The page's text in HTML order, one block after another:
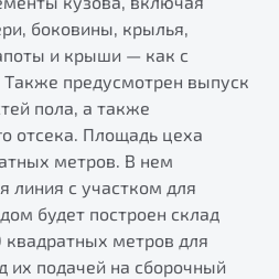
на дорогах с программой
боковины, крылья,
и крыши — как с
предусмотрен выпуск
пола, а также
отсека. Площадь цеха
метров. В нем
линия с участком для
будет построен склад
метров для
их подачей на сборочный